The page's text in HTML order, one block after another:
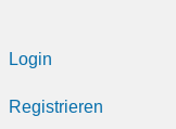
Login
Registrieren